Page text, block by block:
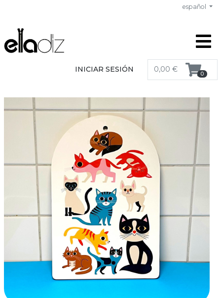
español
INICIAR SESIÓN 0,00 € 0